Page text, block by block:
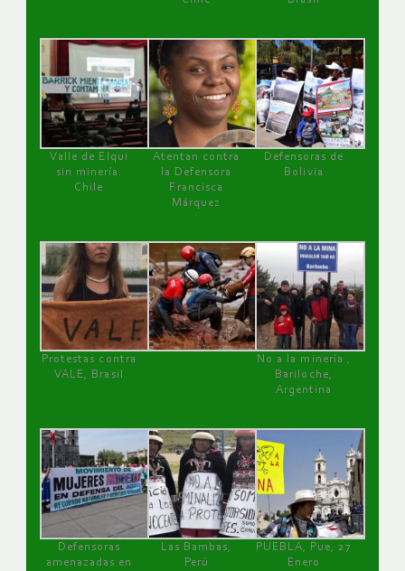
Valle de Elqui
sin minería.
Chile
Atentan contra
la Defensora
Francisca
Márquez
Defensoras de
Bolivia
Protestas contra
VALE, Brasil
No a la minería ,
Bariloche,
Argentina
Defensoras
amenazadas en
Las Bambas,
Perú
PUEBLA, Pue, 27
Enero